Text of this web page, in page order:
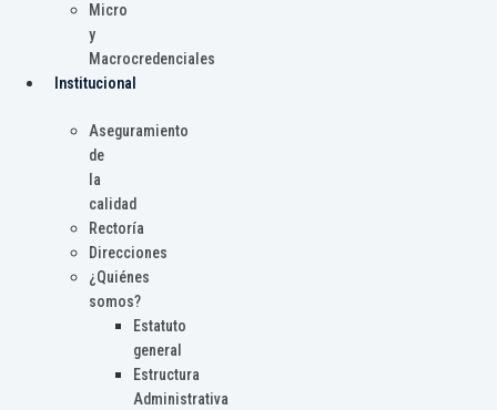
Micro
y
Macrocredenciales
Institucional
Aseguramiento
de
la
calidad
Rectoría
Direcciones
¿Quiénes
somos?
Estatuto
general
Estructura
Administrativa